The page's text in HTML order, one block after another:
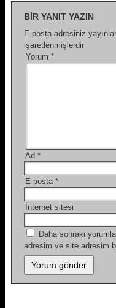
BIR YANIT YAZIN
E-posta adresiniz
işaretlenmişlerdir
Yorum *
Ad *
E-posta *
İnternet sitesi
Daha sonraki
adresim ve site adresim